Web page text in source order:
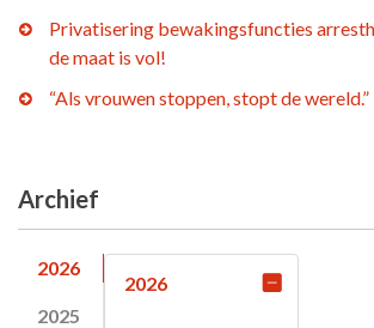
Privatisering bewakingsfuncties
de maat is vol!
“Als vrouwen stoppen, stopt de wereld.”
Archief
2026
2025
2026